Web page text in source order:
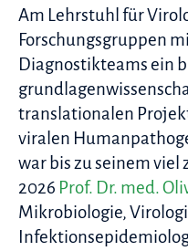
Am Lehrstuhl für
Forschungsgruppen
Diagnostikteams ein
translationalen
viralen
war bis zu seinem viel
2026 Prof. Dr. med.
Mikrobiologie,